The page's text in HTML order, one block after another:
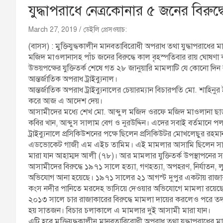
যুদ্ধাপরাধে নেত্রকোনার ৫ জনের
March 27, 2019 ডেইলি প্রেসওয়াচ:
(বাসস) : মুক্তিযুদ্ধকালীন মানবতাবিরোধী অপরাধ তথা
মজিদ মাওলানাসহ পাঁচ জনের বিরুদ্ধে কাল বৃহস্পতিবার রায় ঘোষণা
উভয়পক্ষের যুক্তিতর্ক শেষে গত ২৮ জানুয়ারি মামলাটি যে কোনো
আন্তর্জাতিক অপরাধ ট্রাইব্যুনাল।
আন্তর্জাতিক অপরাধ ট্রাইব্যুনালের চেয়ারম্যান বিচারপতি মো.
করে আজ এ আদেশ দেয়।
আসামীদের মধ্যে শেখ মো. আব্দুল মজিদ ওরফে মজিদ মাওলানা
কবির খান, আব্দুস সালাম বেগ ও নুরউদ্দিন। এদের সবাই বর্তমানে
ট্রাইব্যুনালে প্রসিকিউশনের পক্ষে ছিলেন প্রসিকিউটর মোখলেছুর
এডভোকেট গাজী এম এইচ তামিম। এই মামলার আসামি ছিলেন
মারা যান আহাম্মদ আলী (৭৮)। আর মামলার যুক্তিতর্ক
আসামীদের বিরুদ্ধে ১৯৭১ সালে হত্যা, গণহত্যা, অপহরণ, নির্যাতন,
অভিযোগ আনা হয়েছে। ১৯৭১ সালের ২১ আগস্ট দুপুর একটায়
কংস নদীর পানিতে মরদেহ ভাসিয়ে দেওয়ার অভিযোগে মামলা
২০১৩ সালে চার রাজাকারের বিরুদ্ধে মামলা দায়ের করলেও পরে
হয় সাতজন। বিচার চলাকালে এ মামলার দুই আসামী মারা যান।